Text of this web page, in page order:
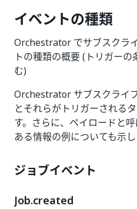
イベントの種類
Orchestrator でサブスクラ
トの種類の概要 (トリガー
む)
Orchestrator サブスクライ
とそれらがトリガーされる
す。さらに、ペイロードと
ある情報の例についても示し
ジョブイベント
Job.created